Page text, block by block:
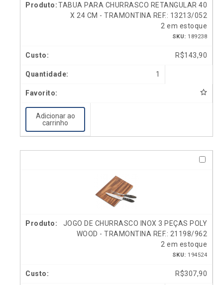
TABUA PARA CHURRASCO RETANGULAR 40
X 24 CM - TRAMONTINA REF.: 13213/052
2 em estoque
SKU: 189238
R$143,90
1
Adicionar ao
carrinho
JOGO DE CHURRASCO INOX 3 PEÇAS POLY
WOOD - TRAMONTINA REF.: 21198/962
2 em estoque
SKU: 194524
R$307,90